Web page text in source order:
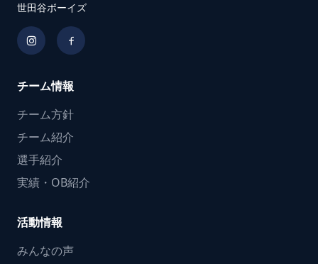
世田谷ボーイズ
チーム情報
チーム方針
チーム紹介
選手紹介
実績・OB紹介
活動情報
みんなの声